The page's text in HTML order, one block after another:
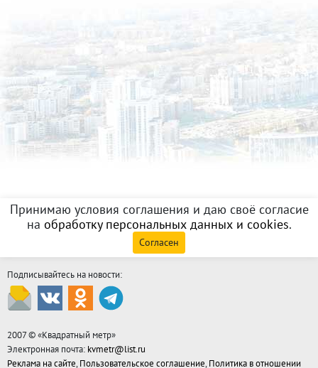
Принимаю условия соглашения и даю своё согласие
на обработку персональных данных и cookies.
Согласен
Подписывайтесь на новости:
2007 © «Квадратный метр»
Электронная почта: kvmetr@list.ru
Реклама на сайте, Пользовательское соглашение, Политика в отношении